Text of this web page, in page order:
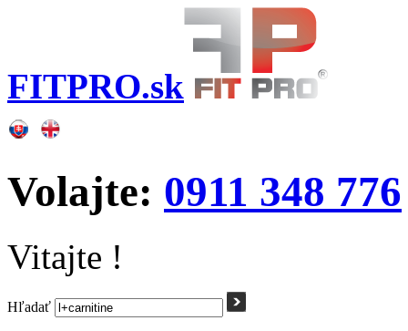
FITPRO.sk
Volajte: 0911 348 776
Vitajte !
Hľadať